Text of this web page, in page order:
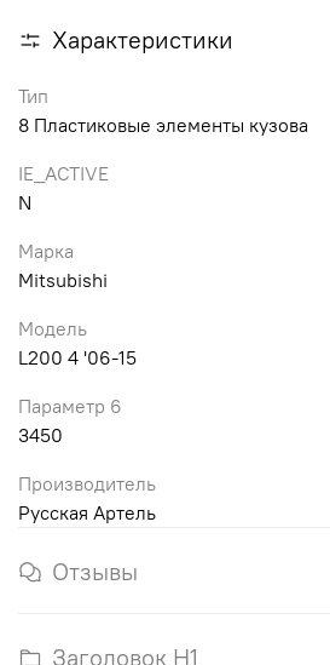
Характеристики
Тип
8 Пластиковые элементы кузова
IE_ACTIVE
N
Марка
Mitsubishi
Модель
L200 4 '06-15
Параметр 6
3450
Производитель
Русская Артель
Отзывы
Заголовок H1